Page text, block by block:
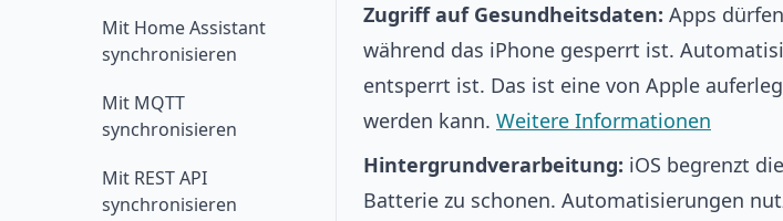
Mit Home Assistant
synchronisieren
Mit MQTT
synchronisieren
Mit REST API
synchronisieren
Zugriff auf Gesundheitsdaten: Apps
während das iPhone gesperrt ist.
entsperrt ist. Das ist eine von Apple
werden kann. Weitere Informationen
Hintergrundverarbeitung: iOS begrenzt
Batterie zu schonen. Automatisierungen